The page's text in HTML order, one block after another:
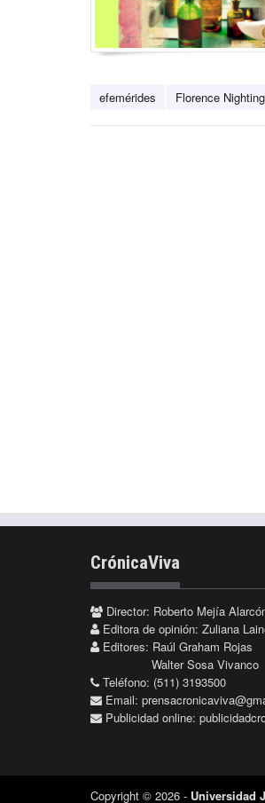
efemérides Florence
CrónicaViva
Director: Roberto Mejía
Editora de opinión: Zuliana
Editores: Raúl Graham Rojas
Walter Sosa Vivanco
Teléfono: (511) 3193500
Email:
Publicidad online:
Copyright © 2026 - Universidad